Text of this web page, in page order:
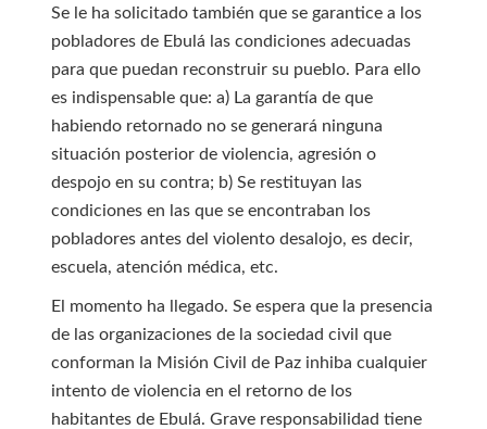
Se le ha solicitado también que se garantice a los
pobladores de Ebulá las condiciones adecuadas
para que puedan reconstruir su pueblo. Para ello
es indispensable que: a) La garantía de que
habiendo retornado no se generará ninguna
situación posterior de violencia, agresión o
despojo en su contra; b) Se restituyan las
condiciones en las que se encontraban los
pobladores antes del violento desalojo, es decir,
escuela, atención médica, etc.
El momento ha llegado. Se espera que la presencia
de las organizaciones de la sociedad civil que
conforman la Misión Civil de Paz inhiba cualquier
intento de violencia en el retorno de los
habitantes de Ebulá. Grave responsabilidad tiene